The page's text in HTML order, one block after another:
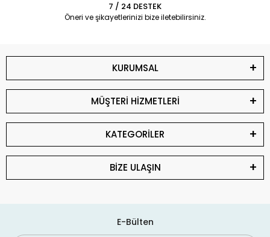
7 / 24 DESTEK
Öneri ve şikayetlerinizi bize iletebilirsiniz.
KURUMSAL
MÜŞTERİ HİZMETLERİ
KATEGORİLER
BİZE ULAŞIN
E-Bülten